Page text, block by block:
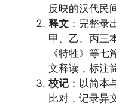
反映的汉代民
释文 ：完整录
甲、乙、丙三
《特牲》等
文释读，标注
校记 ：以简本
比对，记录异